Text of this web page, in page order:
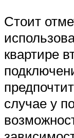
Стоит
квартире
случае у